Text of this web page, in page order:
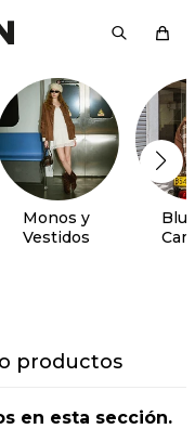
Monos y
Vestidos
productos
en esta sección.